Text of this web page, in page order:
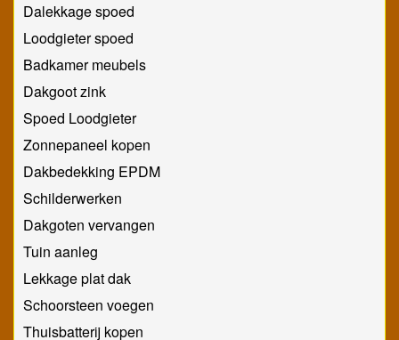
Dalekkage spoed
Loodgieter spoed
Badkamer meubels
Dakgoot zink
Spoed Loodgieter
Zonnepaneel kopen
Dakbedekking EPDM
Schilderwerken
Dakgoten vervangen
Tuin aanleg
Lekkage plat dak
Schoorsteen voegen
Thuisbatterij kopen